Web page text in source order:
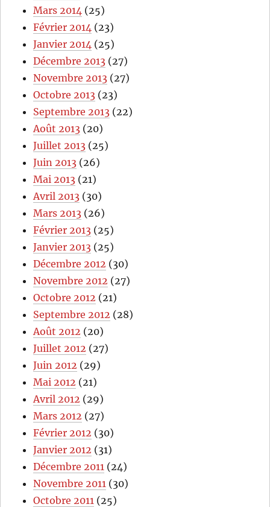
Mars 2014 (25)
Février 2014 (23)
Janvier 2014 (25)
Décembre 2013 (27)
Novembre 2013 (27)
Octobre 2013 (23)
Septembre 2013 (22)
Août 2013 (20)
Juillet 2013 (25)
Juin 2013 (26)
Mai 2013 (21)
Avril 2013 (30)
Mars 2013 (26)
Février 2013 (25)
Janvier 2013 (25)
Décembre 2012 (30)
Novembre 2012 (27)
Octobre 2012 (21)
Septembre 2012 (28)
Août 2012 (20)
Juillet 2012 (27)
Juin 2012 (29)
Mai 2012 (21)
Avril 2012 (29)
Mars 2012 (27)
Février 2012 (30)
Janvier 2012 (31)
Décembre 2011 (24)
Novembre 2011 (30)
Octobre 2011 (25)